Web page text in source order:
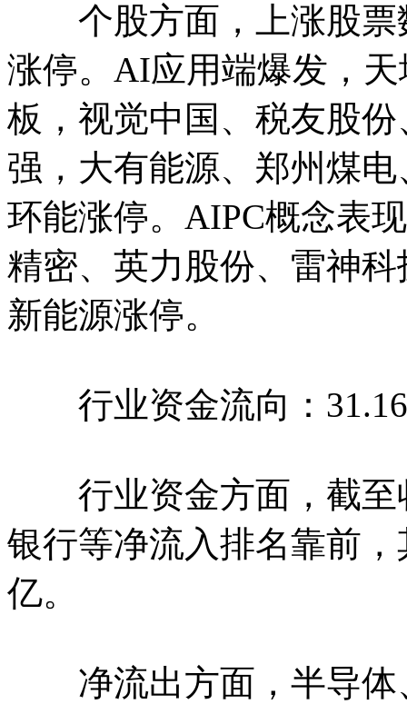
个股方面，上涨股票
涨停。AI应用端爆发，
板，视觉中国、税友股
强，大有能源、郑州煤
环能涨停。AIPC概念表
精密、英力股份、雷神
新能源涨停。
行业资金流向：31.16
行业资金方面，截至
银行等净流入排名靠前
亿。
净流出方面，半导体